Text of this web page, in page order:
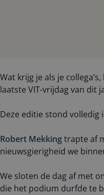
Wat krijg je als je
laatste VIT-vrijdag van dit
Deze editie stond volledig
Robert Mekkingtrapte af
nieuwsgierigheid we
We sloten de dag af met
die het podium durfde te